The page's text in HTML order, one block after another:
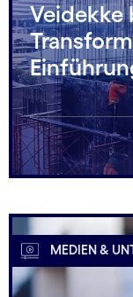
Veidekke
MEDIEN &